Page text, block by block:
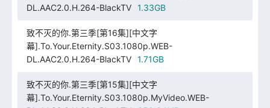
DL.AAC2.0.H.264-BlackTV
1.33GB
致不灭的你.第三季[第16集][中文字
幕].To.Your.Eternity.S03.1080p.WEB-
DL.AAC2.0.H.264-BlackTV
1.71GB
致不灭的你.第三季[第15集][中文字
幕].To.Your.Eternity.S03.1080p.MyVideo.WEB-